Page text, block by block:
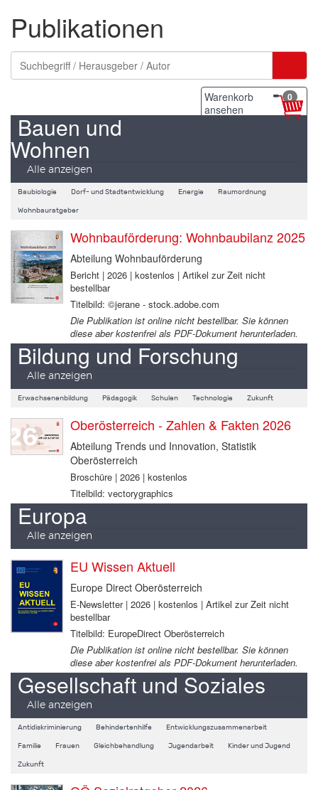
Publikationen
Warenkorb
ansehen
0
Bauen und
Wohnen
Alle anzeigen
Baubiologie Dorf- und Stadtentwicklung Energie Raumordnung
Wohnbauratgeber
Wohnbauförderung: Wohnbaubilanz 2025
Abteilung Wohnbauförderung
Bericht | 2026 | kostenlos | Artikel zur Zeit nicht
bestellbar
Titelbild: ©jerane - stock.adobe.com
Die Publikation ist online nicht bestellbar. Sie können
diese aber kostenfrei als PDF-Dokument herunterladen.
Bildung und Forschung
Alle anzeigen
Erwachsenenbildung Pädagogik Schulen Technologie Zukunft
Oberösterreich - Zahlen & Fakten 2026
Abteilung Trends und Innovation, Statistik
Oberösterreich
Broschüre | 2026 | kostenlos
Titelbild: vectorygraphics
Europa
Alle anzeigen
EU Wissen Aktuell
Europe Direct Oberösterreich
E-Newsletter | 2026 | kostenlos | Artikel zur Zeit nicht
bestellbar
Titelbild: EuropeDirect Oberösterreich
Die Publikation ist online nicht bestellbar. Sie können
diese aber kostenfrei als PDF-Dokument herunterladen.
Gesellschaft und Soziales
Alle anzeigen
Antidiskriminierung Behindertenhilfe Entwicklungszusammenarbeit
Familie Frauen Gleichbehandlung Jugendarbeit Kinder und Jugend
Zukunft